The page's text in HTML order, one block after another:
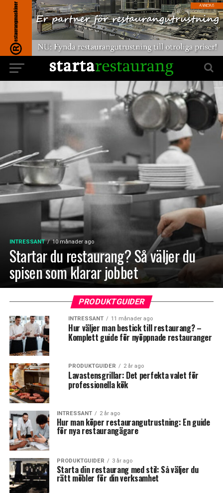
INTRESSANT 10 månader ago
Startar du restaurang? Så väljer du
spisen som klarar jobbet
PRODUKTGUIDER
INTRESSANT 11 månader ago
Hur väljer man bestick till restaurang? –
Komplett guide för nyöppnade restauranger
PRODUKTGUIDER 2 år ago
Lavastensgrillar: Det perfekta valet för
professionella kök
INTRESSANT 2 år ago
Hur man köper restaurangutrustning: En guide
för nya restaurangägare
PRODUKTGUIDER 3 år ago
Starta din restaurang med stil: Så väljer du
rätt möbler för din verksamhet